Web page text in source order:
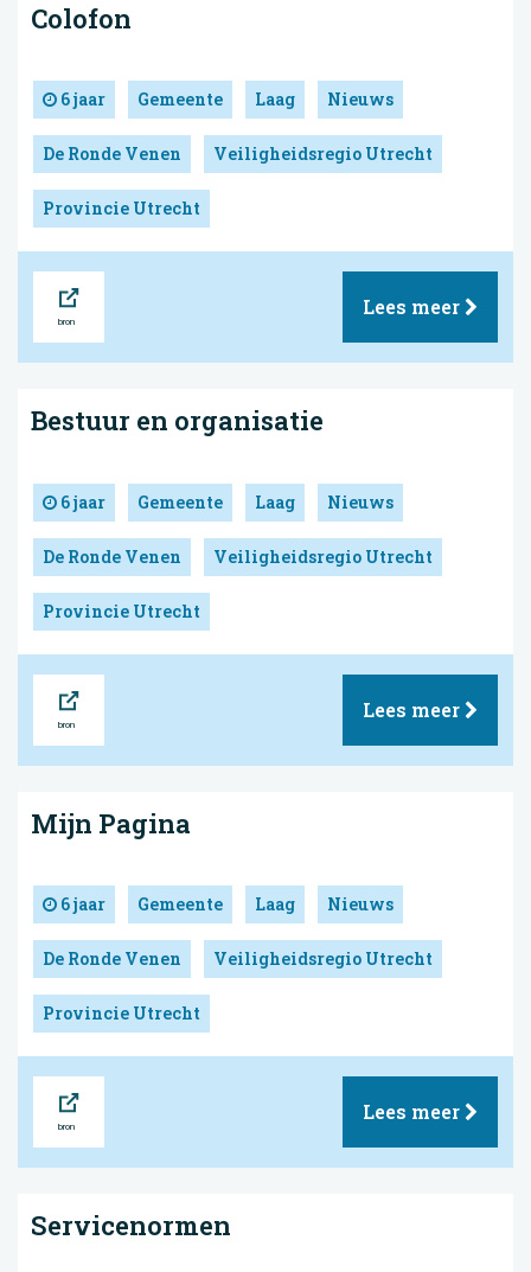
Colofon
6 jaar Gemeente Laag Nieuws
De Ronde Venen Veiligheidsregio Utrecht
Provincie Utrecht
Lees meer
Bestuur en organisatie
6 jaar Gemeente Laag Nieuws
De Ronde Venen Veiligheidsregio Utrecht
Provincie Utrecht
Lees meer
Mijn Pagina
6 jaar Gemeente Laag Nieuws
De Ronde Venen Veiligheidsregio Utrecht
Provincie Utrecht
Lees meer
Servicenormen